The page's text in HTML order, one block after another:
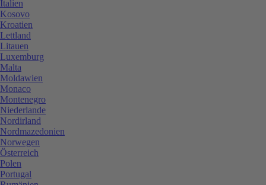
Italien
Kosovo
Kroatien
Lettland
Litauen
Luxemburg
Malta
Moldawien
Monaco
Montenegro
Niederlande
Nordirland
Nordmazedonien
Norwegen
Österreich
Polen
Portugal